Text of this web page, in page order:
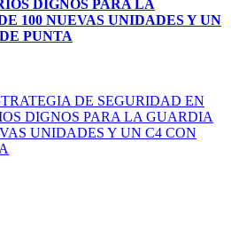
DIGNOS PARA LA
100 NUEVAS UNIDADES Y UN
PUNTA